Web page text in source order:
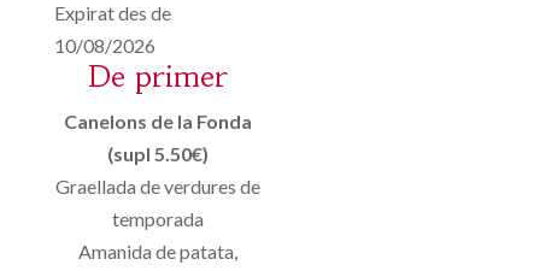
Expirat des de
10/08/2026
De primer
Canelons de la Fonda
(supl 5.50€)
Graellada de verdures de
temporada
Amanida de patata,